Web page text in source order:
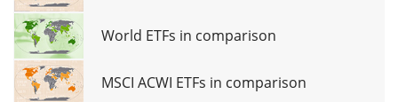
World ETFs in comparison
MSCI ACWI ETFs in comparison